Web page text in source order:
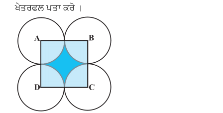
ਖੇਤਰਫਲ ਪਤਾ ਕਰੋ ।